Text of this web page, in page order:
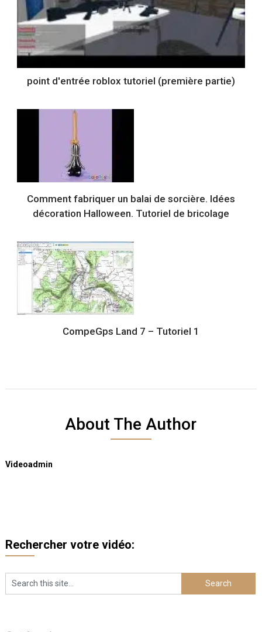
point d'entrée roblox tutoriel (première partie)
Comment fabriquer un balai de sorcière. Idées
décoration Halloween. Tutoriel de bricolage
CompeGps Land 7 – Tutoriel 1
About The Author
Videoadmin
Rechercher votre vidéo: